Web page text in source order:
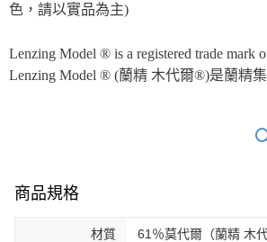
色，請以實品為主)
Lenzing Model ® is a registered trade mark
Lenzing Model ® (蘭精 木代爾®)是蘭精
商品規格
材質
61％莫代爾（蘭精 木